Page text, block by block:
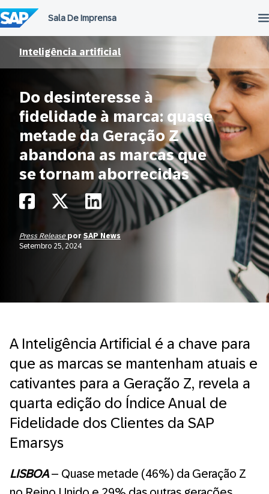
para
o
conteúdo
Inteligência artificial
Do desinteresse à
fidelidade à marca: quase
metade da Geração Z
abandona as marcas que
se tornam aborrecidas
Press Release porSAP News
Setembro 25, 2024
A Inteligência Artificial é a chave para
que as marcas se mantenham atuais e
cativantes para a Geração Z, revela a
quarta edição do Índice Anual de
Fidelidade dos Clientes da SAP
Emarsys
LISBOA – Quase metade (46%) da Geração Z